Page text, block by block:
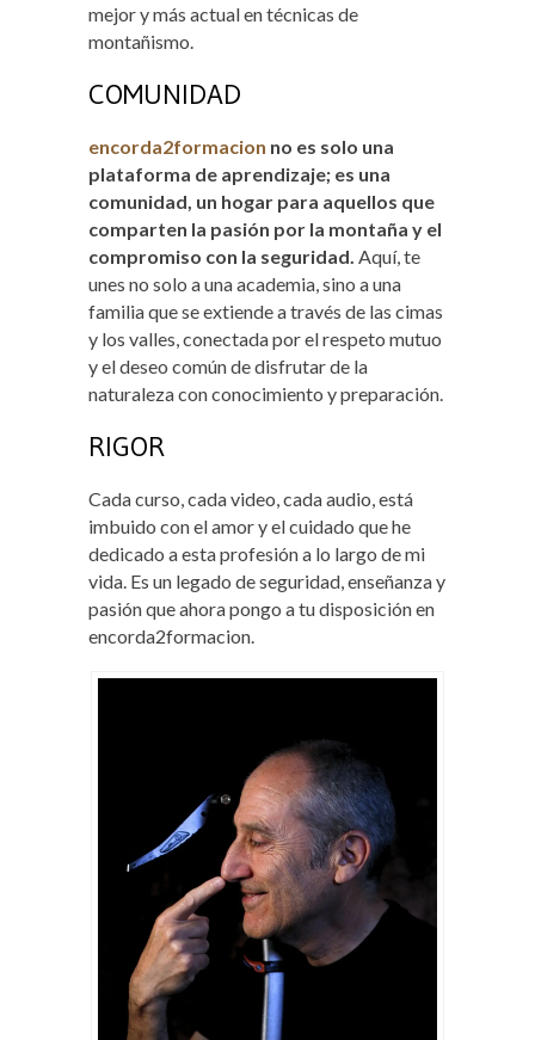
mejor y más actual en técnicas de
montañismo.
COMUNIDAD
encorda2formacion no es solo una
plataforma de aprendizaje; es una
comunidad, un hogar para aquellos que
comparten la pasión por la montaña y el
compromiso con la seguridad. Aquí, te
unes no solo a una academia, sino a una
familia que se extiende a través de las cimas
y los valles, conectada por el respeto mutuo
y el deseo común de disfrutar de la
naturaleza con conocimiento y preparación.
RIGOR
Cada curso, cada video, cada audio, está
imbuido con el amor y el cuidado que he
dedicado a esta profesión a lo largo de mi
vida. Es un legado de seguridad, enseñanza y
pasión que ahora pongo a tu disposición en
encorda2formacion.